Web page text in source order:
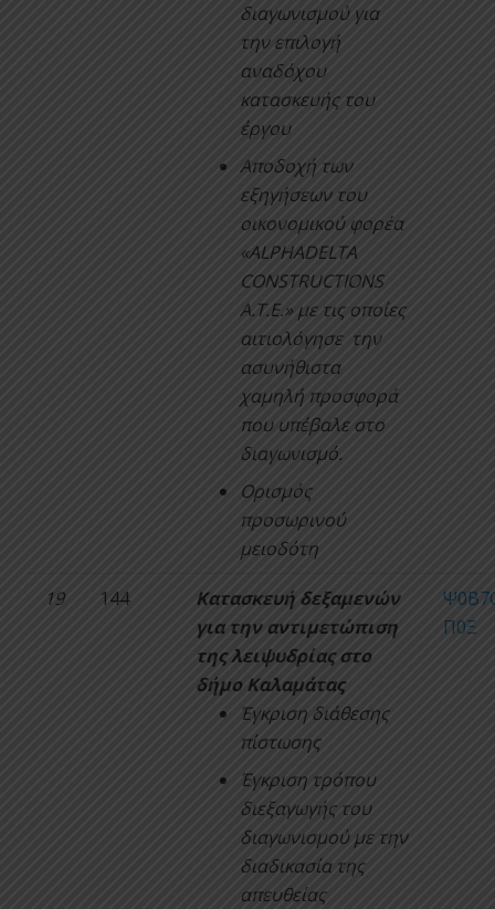
διαγωνισμού για
την επιλογή
αναδόχου
κατασκευής του
έργου
Αποδοχή των
εξηγήσεων του
οικονομικού φορέα
«ALPHADELTA
CONSTRUCTIONS
Α.Τ.Ε.» με τις οποίες
αιτιολόγησε την
ασυνήθιστα
χαμηλή προσφορά
που υπέβαλε στο
διαγωνισμό.
Ορισμός
προσωρινού
μειοδότη
19 144
Κατασκευή δεξαμενών
για την αντιμετώπιση
της λειψυδρίας στο
δήμο Καλαμάτας
Έγκριση διάθεσης
πίστωσης
Έγκριση τρόπου
διεξαγωγής του
διαγωνισμού με την
διαδικασία της
απευθείας
Π0Ξ